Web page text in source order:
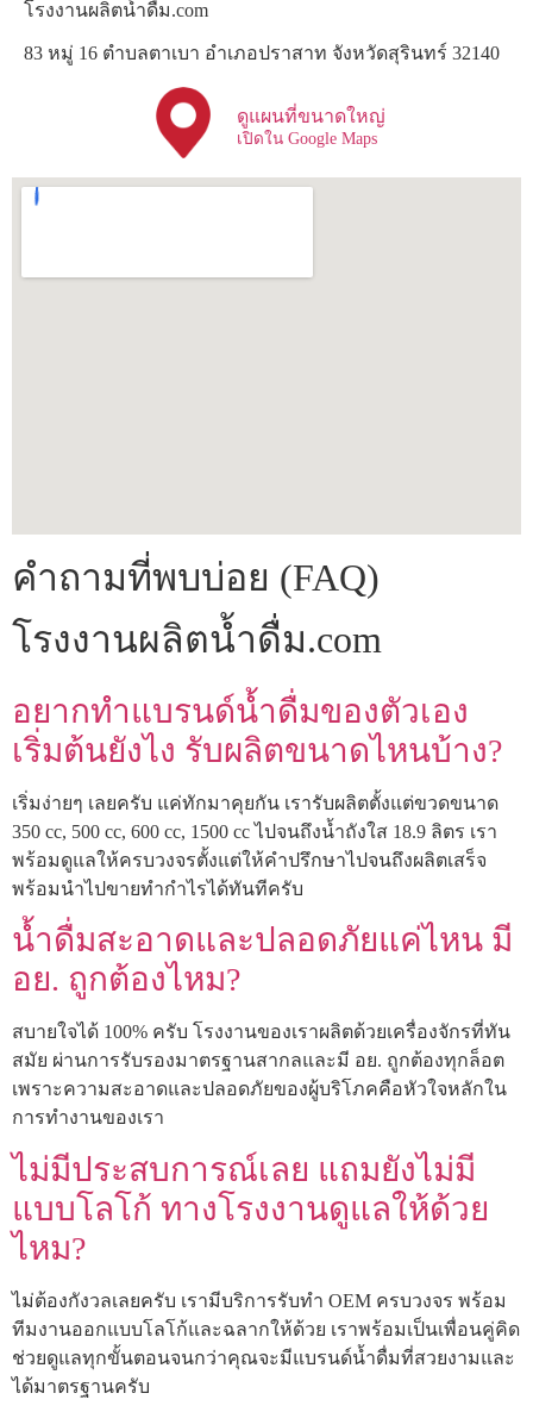
โรงงานผลิตน้ำดื่ม.com
83 หมู่ 16 ตำบลตาเบา อำเภอปราสาท จังหวัดสุรินทร์ 32140
ดูแผนที่ขนาดใหญ่
เปิดใน Google Maps
คำถามที่พบบ่อย (FAQ)
โรงงานผลิตน้ำดื่ม.com
อยากทำแบรนด์น้ำดื่มของตัวเอง
เริ่มต้นยังไง รับผลิตขนาดไหนบ้าง?
เริ่มง่ายๆ เลยครับ แค่ทักมาคุยกัน เรารับผลิตตั้งแต่ขวดขนาด
350 cc, 500 cc, 600 cc, 1500 cc ไปจนถึงน้ำถังใส 18.9 ลิตร เรา
พร้อมดูแลให้ครบวงจรตั้งแต่ให้คำปรึกษาไปจนถึงผลิตเสร็จ
พร้อมนำไปขายทำกำไรได้ทันทีครับ
น้ำดื่มสะอาดและปลอดภัยแค่ไหน มี
อย. ถูกต้องไหม?
สบายใจได้ 100% ครับ โรงงานของเราผลิตด้วยเครื่องจักรที่ทัน
สมัย ผ่านการรับรองมาตรฐานสากลและมี อย. ถูกต้องทุกล็อต
เพราะความสะอาดและปลอดภัยของผู้บริโภคคือหัวใจหลักใน
การทำงานของเรา
ไม่มีประสบการณ์เลย แถมยังไม่มี
แบบโลโก้ ทางโรงงานดูแลให้ด้วย
ไหม?
ไม่ต้องกังวลเลยครับ เรามีบริการรับทำ OEM ครบวงจร พร้อม
ทีมงานออกแบบโลโก้และฉลากให้ด้วย เราพร้อมเป็นเพื่อนคู่คิด
ช่วยดูแลทุกขั้นตอนจนกว่าคุณจะมีแบรนด์น้ำดื่มที่สวยงามและ
ได้มาตรฐานครับ